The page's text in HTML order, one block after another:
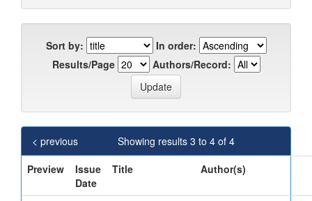
Sort by:
In order:
Results/Page
Authors/Record:
Showing results 3 to 4 of 4
< previous
Preview
Issue
Date
Title Author(s)